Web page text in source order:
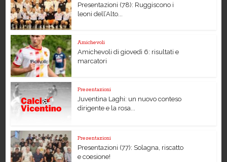
Presentazioni (78): Ruggiscono i
leoni dell’Alto...
Amichevoli
Amichevoli di giovedì 6: risultati e
marcatori
Presentazioni
Juventina Laghi: un nuovo conteso
dirigente e la rosa...
Presentazioni
Presentazioni (77): Solagna, riscatto
e coesione!